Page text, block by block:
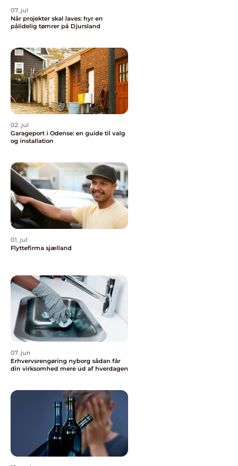
07. jul
Når projekter skal laves: hyr en
pålidelig tømrer på Djursland
02. jul
Garageport i Odense: en guide til valg
og installation
01. jul
Flyttefirma sjælland
07. jun
Erhvervsrengøring nyborg sådan får
din virksomhed mere ud af hverdagen